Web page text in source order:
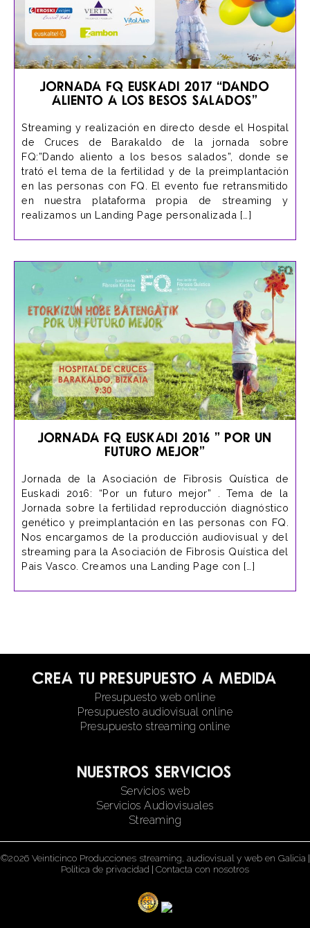
Jornada FQ Euskadi 2017 “Dando
aliento a los besos salados”
Streaming y realización en directo desde el Hospital
de Cruces de Barakaldo de la jornada sobre
FQ:”Dando aliento a los besos salados”, donde se
trató el tema de la fertilidad y de la preimplantación
en las personas con FQ. El evento fue retransmitido
en nuestra plataforma propia de streaming y
realizamos un Landing Page personalizada […]
Jornada FQ Euskadi 2016 ” Por un
futuro mejor”
Jornada de la Asociación de Fibrosis Quística de
Euskadi 2016: “Por un futuro mejor” . Tema de la
Jornada sobre la fertilidad reproducción diagnóstico
genético y preimplantación en las personas con FQ.
Nos encargamos de la producción audiovisual y del
streaming para la Asociación de Fibrosis Quística del
Pais Vasco. Creamos una Landing Page con […]
Crea tu presupuesto a medida
Presupuesto web online
Presupuesto audiovisual online
Presupuesto streaming online
Nuestros servicios
Servicios web
Servicios Audiovisuales
Streaming
©2026 Veinticinco Producciones streaming, audiovisual y web en Galicia |
Política de privacidad | Contacta con nosotros